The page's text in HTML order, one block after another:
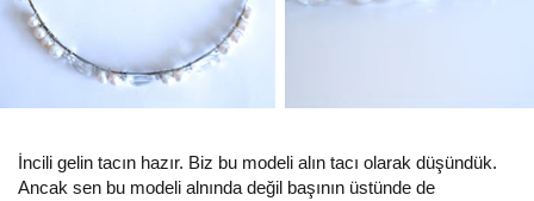
İncili gelin tacın hazır. Biz bu modeli alın tacı olarak düşündük.
Ancak sen bu modeli alnında değil başının üstünde de